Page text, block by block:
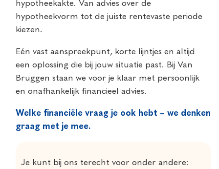
hypotheekakte. Van advies over de
hypotheekvorm tot de juiste rentevaste periode
kiezen.
Eén vast aanspreekpunt, korte lijntjes en altijd
een oplossing die bij jouw situatie past. Bij Van
Bruggen staan we voor je klaar met persoonlijk
en onafhankelijk financieel advies.
Welke financiële vraag je ook hebt – we denken
graag met je mee.
Je kunt bij ons terecht voor onder andere: